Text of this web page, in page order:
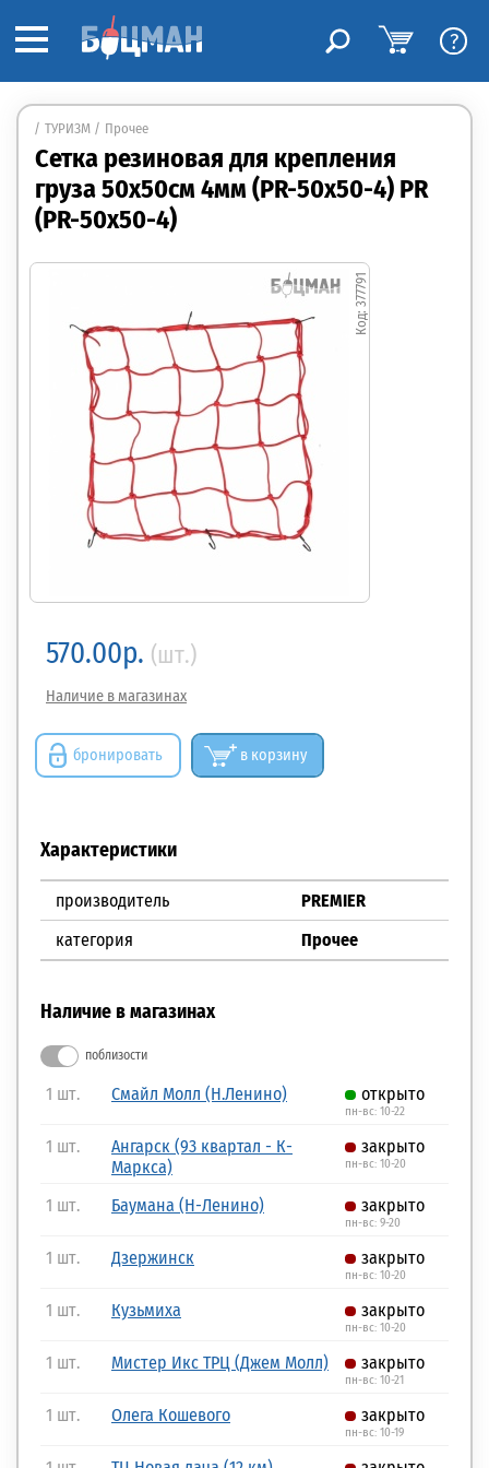
?
ТУРИЗМ Прочее
Сетка резиновая для крепления
груза 50х50см 4мм (PR-50х50-4) PR
(PR-50х50-4)
377791
570.00р. (шт.)
Наличие в магазинах
бронировать в корзину
Характеристики
производитель
PREMIER
категория
Прочее
Наличие в магазинах
поблизости
1 шт. Смайл Молл (Н.Ленино) открыто
пн-вс: 10-22
1 шт.
Ангарск (93 квартал - К-
Маркса)
закрыто
пн-вс: 10-20
1 шт. Баумана (Н-Ленино) закрыто
пн-вс: 9-20
1 шт. Дзержинск закрыто
пн-вс: 10-20
1 шт. Кузьмиха закрыто
пн-вс: 10-20
1 шт. Мистер Икс ТРЦ (Джем Молл) закрыто
пн-вс: 10-21
1 шт. Олега Кошевого закрыто
пн-вс: 10-19